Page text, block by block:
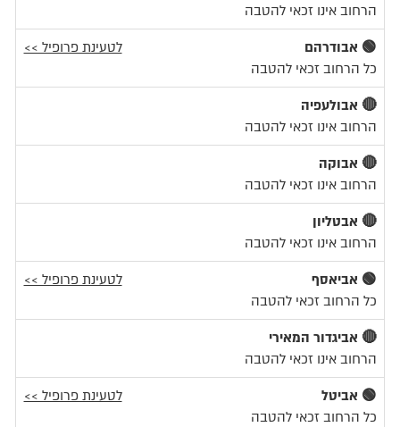
הרחוב אינו זכאי להטבה
🟢 אבודרהם
לטעינת פרופיל >>
כל הרחוב זכאי להטבה
🔴 אבולעפיה
הרחוב אינו זכאי להטבה
🔴 אבוקה
הרחוב אינו זכאי להטבה
🔴 אבטליון
הרחוב אינו זכאי להטבה
🟢 אביאסף
לטעינת פרופיל >>
כל הרחוב זכאי להטבה
🔴 אביגדור המאירי
הרחוב אינו זכאי להטבה
🟢 אביטל
לטעינת פרופיל >>
כל הרחוב זכאי להטבה